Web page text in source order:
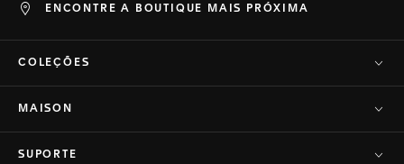
ENCONTRE A BOUTIQUE MAIS PRÓXIMA
COLEÇÕES
MAISON
SUPORTE